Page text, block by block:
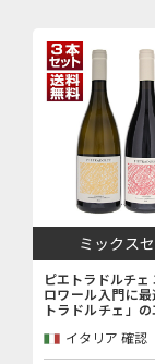
ミックス
ピエトラドルチェ
ロワール入門に
トラドルチェ」
ェ赤白ロゼ3本セッ
イタリア 確認